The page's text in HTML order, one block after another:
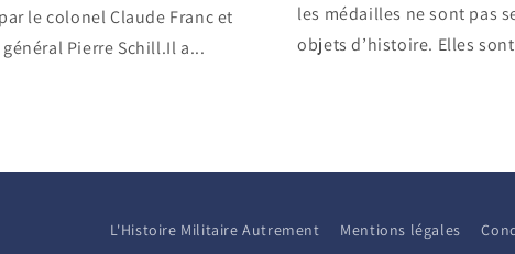
le colonel Claude Franc et
Pierre Schill.Il a...
les médailles ne sont pas
objets d’histoire. Elles
L'Histoire Militaire Autrement Mentions légales